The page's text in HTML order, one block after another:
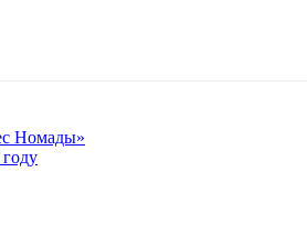
Номады»